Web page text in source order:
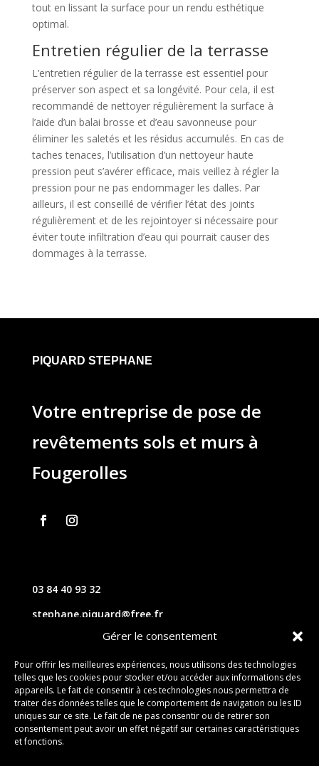
Gérer le consentement
Pour offrir les meilleures expériences, nous utilisons des technologies
telles que les cookies pour stocker et/ou accéder aux informations des
appareils. Le fait de consentir à ces technologies nous permettra de
traiter des données telles que le comportement de navigation ou les ID
uniques sur ce site. Le fait de ne pas consentir ou de retirer son
consentement peut avoir un effet négatif sur certaines caractéristiques
et fonctions.
tout en lissant la surface pour un rendu esthétique
optimal.
Entretien régulier de la terrasse
L’entretien régulier de la terrasse est essentiel pour
préserver son aspect et sa longévité. Pour cela, il est
recommandé de nettoyer régulièrement la surface à
l’aide d’un balai brosse et d’eau savonneuse pour
éliminer les saletés et les résidus accumulés. En cas de
taches tenaces, l’utilisation d’un nettoyeur haute
pression peut s’avérer efficace, mais veillez à régler la
pression pour ne pas endommager les dalles. Par
ailleurs, il est conseillé de vérifier l’état des joints
régulièrement et de les rejointoyer si nécessaire pour
éviter toute infiltration d’eau qui pourrait causer des
dommages à la terrasse.
PIQUARD STEPHANE
Votre entreprise de pose de
revêtements sols et murs à
Fougerolles
03 84 40 93 32
stephane.piquard@free.fr
61 les chavannes – 70220 FOUGEROLLES
Contact